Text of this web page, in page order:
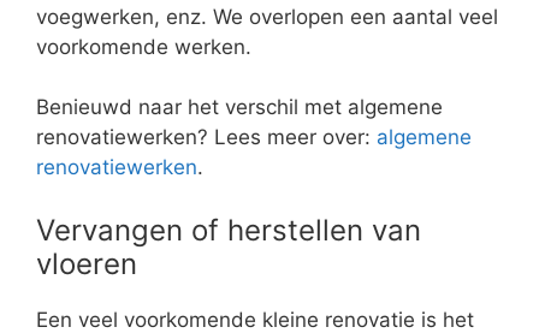
voegwerken, enz. We overlopen een aantal veel
voorkomende werken.
Benieuwd naar het verschil met algemene
renovatiewerken? Lees meer over: algemene
renovatiewerken.
Vervangen of herstellen van
vloeren
Een veel voorkomende kleine renovatie is het